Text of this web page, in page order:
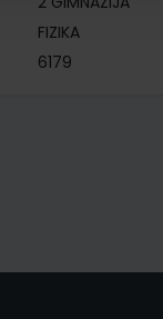
FIZIKA
6179